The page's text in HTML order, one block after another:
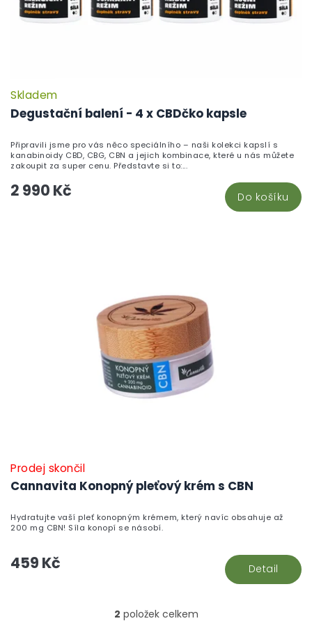
Degustační balení - 4 x CBDčko kapsle
Skladem
2 990 Kč Do košíku
Připravili jsme pro vás něco speciálního – naši kolekci kapslí s
kanabinoidy CBD, CBG, CBN a jejich kombinace, které u nás můžete
zakoupit za super cenu. Představte si to:...
Cannavita Konopný pleťový krém s CBN
Prodej skončil
459 Kč Detail
Hydratujte vaší pleť konopným krémem, který navíc obsahuje až
200 mg CBN! Síla konopí se násobí.
O
2 položek celkem